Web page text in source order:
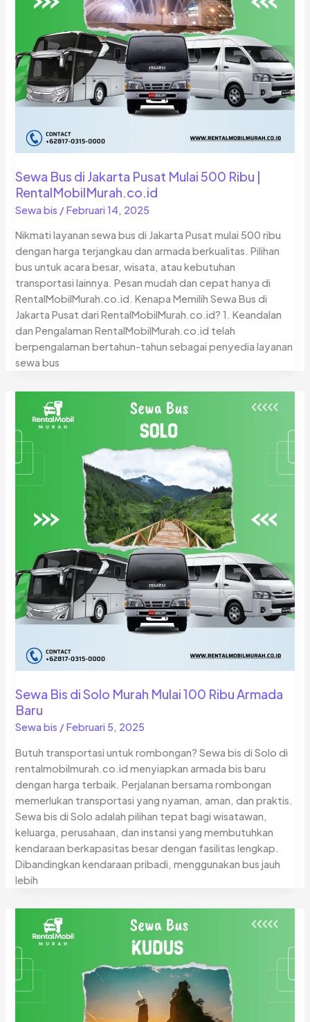
Sewa Bus di Jakarta Pusat Mulai 500 Ribu |
RentalMobilMurah.co.id
Sewa bis /Februari 14, 2025
Nikmati layanan sewa bus di Jakarta Pusat mulai 500 ribu
dengan harga terjangkau dan armada berkualitas. Pilihan
bus untuk acara besar, wisata, atau kebutuhan
transportasi lainnya. Pesan mudah dan cepat hanya di
RentalMobilMurah.co.id. Kenapa Memilih Sewa Bus di
Jakarta Pusat dari RentalMobilMurah.co.id? 1. Keandalan
dan Pengalaman RentalMobilMurah.co.id telah
berpengalaman bertahun-tahun sebagai penyedia layanan
sewa bus
Sewa Bis di Solo Murah Mulai 100 Ribu Armada
Baru
Sewa bis /Februari 5, 2025
Butuh transportasi untuk rombongan? Sewa bis di Solo di
rentalmobilmurah.co.id menyiapkan armada bis baru
dengan harga terbaik. Perjalanan bersama rombongan
memerlukan transportasi yang nyaman, aman, dan praktis.
Sewa bis di Solo adalah pilihan tepat bagi wisatawan,
keluarga, perusahaan, dan instansi yang membutuhkan
kendaraan berkapasitas besar dengan fasilitas lengkap.
Dibandingkan kendaraan pribadi, menggunakan bus jauh
lebih